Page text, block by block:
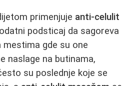
primenjuje anti-celulit
podsticaj da sagoreva
gde su one
naslage na butinama,
su poslednje koje se